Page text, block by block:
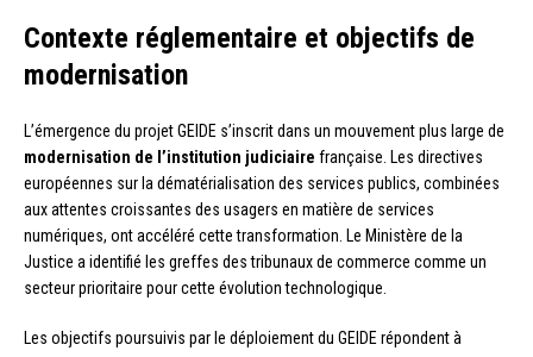
Contexte réglementaire et objectifs de
modernisation
L’émergence du projet GEIDE s’inscrit dans un mouvement plus large de
modernisation de l’institution judiciaire française. Les directives
européennes sur la dématérialisation des services publics, combinées
aux attentes croissantes des usagers en matière de services
numériques, ont accéléré cette transformation. Le Ministère de la
Justice a identifié les greffes des tribunaux de commerce comme un
secteur prioritaire pour cette évolution technologique.
Les objectifs poursuivis par le déploiement du GEIDE répondent à